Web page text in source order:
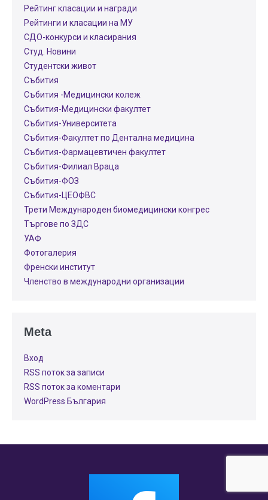
Рейтинг класации и награди
Рейтинги и класации на МУ
СДО-конкурси и класирания
Студ. Новини
Студентски живот
Събития
Събития -Медицински колеж
Събития-Медицински факултет
Събития-Университета
Събития-Факултет по Дентална медицина
Събития-Фармацевтичен факултет
Събития-Филиал Враца
Събития-ФОЗ
Събития-ЦЕОФВС
Трети Международен биомедицински конгрес
Търгове по ЗДС
УАФ
Фотогалерия
Френски институт
Членство в международни организации
Meta
Вход
RSS поток за записи
RSS поток за коментари
WordPress България